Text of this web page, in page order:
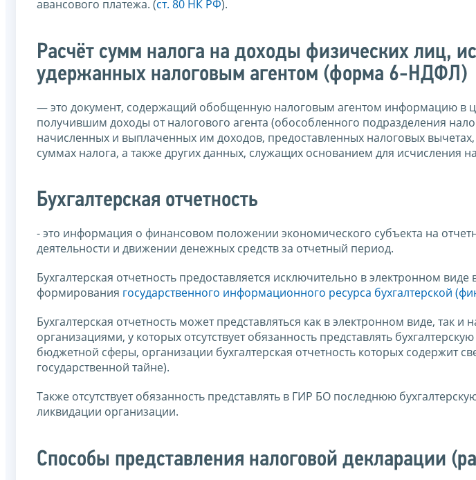
авансового платежа. (ст. 80 НК РФ).
Расчёт сумм налога на доходы физических лиц,
удержанных налоговым агентом (форма 6-НДФЛ)
— это документ, содержащий обобщенную налоговым агентом информацию в
получившим доходы от налогового агента (обособленного подразделения
начисленных и выплаченных им доходов, предоставленных налоговых
суммах налога, а также других данных, служащих основанием для исчисления
Бухгалтерская отчетность
- это информация о финансовом положении экономического субъекта на
деятельности и движении денежных средств за отчетный период.
Бухгалтерская отчетность предоставляется исключительно в электронном виде
формирования государственного информационного ресурса бухгалтерской
Бухгалтерская отчетность может представляться как в электронном виде, так
организациями, у которых отсутствует обязанность представлять
бюджетной сферы, организации бухгалтерская отчетность которых содержит
государственной тайне).
Также отсутствует обязанность представлять в ГИР БО последнюю
ликвидации организации.
Способы представления налоговой декларации